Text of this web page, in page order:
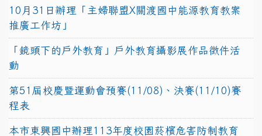
10月31日辦理「主婦聯盟X關渡國中能源教育教案
推廣工作坊」
「鏡頭下的戶外教育」戶外教育攝影展作品徵件活
動
第51屆校慶暨運動會預賽(11/08)、決賽(11/10)賽
程表
本市東興國中辦理113年度校園菸檳危害防制教育